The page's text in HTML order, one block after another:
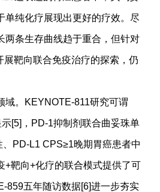
单纯化疗展现出更好的疗效。尽
两条生存曲线趋于重合，但针对
展靶向联合免疫治疗的探索，仍
。KEYNOTE-811研究可谓
示[5]，PD-1抑制剂联合曲妥珠单
PD-L1 CPS≥1晚期胃癌患者中
+靶向+化疗的联合模式提供了可
859五年随访数据[6]进一步夯实